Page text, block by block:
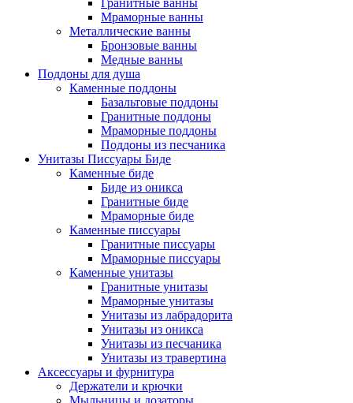
Гранитные ванны
Мраморные ванны
Металлические ванны
Бронзовые ванны
Медные ванны
Поддоны для душа
Каменные поддоны
Базальтовые поддоны
Гранитные поддоны
Мраморные поддоны
Поддоны из песчаника
Унитазы Писсуары Биде
Каменные биде
Биде из оникса
Гранитные биде
Мраморные биде
Каменные писсуары
Гранитные писсуары
Мраморные писсуары
Каменные унитазы
Гранитные унитазы
Мраморные унитазы
Унитазы из лабрадорита
Унитазы из оникса
Унитазы из песчаника
Унитазы из травертина
Аксессуары и фурнитура
Держатели и крючки
Мыльницы и дозаторы